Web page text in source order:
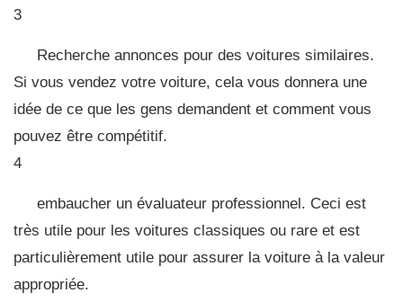
3
Recherche annonces pour des voitures similaires.
Si vous vendez votre voiture, cela vous donnera une
idée de ce que les gens demandent et comment vous
pouvez être compétitif.
4
embaucher un évaluateur professionnel. Ceci est
très utile pour les voitures classiques ou rare et est
particulièrement utile pour assurer la voiture à la valeur
appropriée.